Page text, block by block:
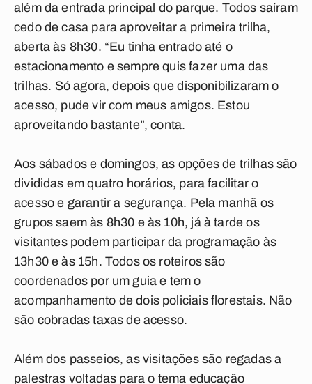
além da entrada principal do parque. Todos saíram
cedo de casa para aproveitar a primeira trilha,
aberta às 8h30. “Eu tinha entrado até o
estacionamento e sempre quis fazer uma das
trilhas. Só agora, depois que disponibilizaram o
acesso, pude vir com meus amigos. Estou
aproveitando bastante”, conta.
Aos sábados e domingos, as opções de trilhas são
divididas em quatro horários, para facilitar o
acesso e garantir a segurança. Pela manhã os
grupos saem às 8h30 e às 10h, já à tarde os
visitantes podem participar da programação às
13h30 e às 15h. Todos os roteiros são
coordenados por um guia e tem o
acompanhamento de dois policiais florestais. Não
são cobradas taxas de acesso.
Além dos passeios, as visitações são regadas a
palestras voltadas para o tema educação